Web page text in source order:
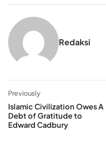
Redaksi
Previously
Islamic Civilization Owes A
Debt of Gratitude to
Edward Cadbury